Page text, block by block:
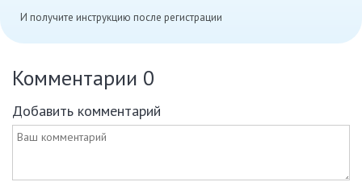
И получите инструкцию после регистрации
Комментарии 0
Добавить комментарий